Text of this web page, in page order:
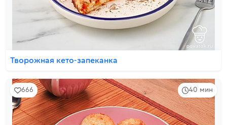
Творожная кето-запеканка
40 мин
666